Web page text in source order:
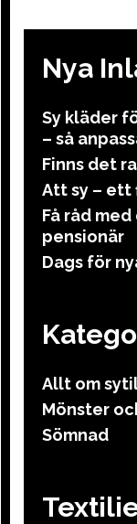
Nya
Sy kläder
– så
Finns det
Att sy – ett
Få råd
pensionär
Dags för
Allt om
Mönster
Sömnad